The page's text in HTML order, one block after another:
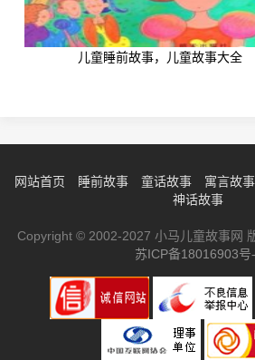
儿童睡前故事，儿童故事大全
网站首页 睡前故事 童话故事 寓言故事
神话故事
Copyright © 2002-2027 小马儿童故事网
苏ICP备18016903号